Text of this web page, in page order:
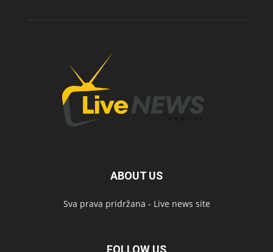
ABOUT US
Sva prava pridržana - Live news site